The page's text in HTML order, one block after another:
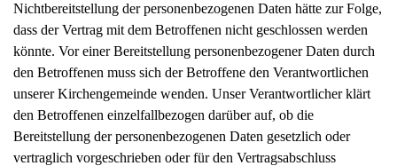
Nichtbereitstellung der personenbezogenen Daten hätte zur Folge,
dass der Vertrag mit dem Betroffenen nicht geschlossen werden
könnte. Vor einer Bereitstellung personenbezogener Daten durch
den Betroffenen muss sich der Betroffene den Verantwortlichen
unserer Kirchengemeinde wenden. Unser Verantwortlicher klärt
den Betroffenen einzelfallbezogen darüber auf, ob die
Bereitstellung der personenbezogenen Daten gesetzlich oder
vertraglich vorgeschrieben oder für den Vertragsabschluss